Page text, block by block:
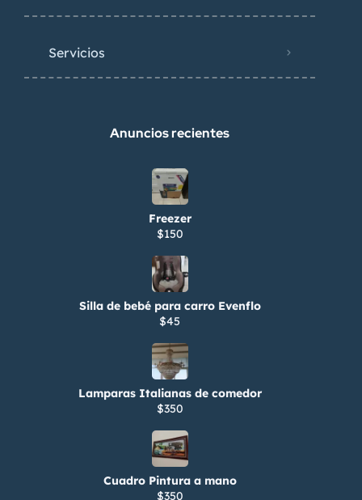
Servicios
Anuncios recientes
Freezer
$150
Silla de bebé para carro Evenflo
$45
Lamparas Italianas de comedor
$350
Cuadro Pintura a mano
$350